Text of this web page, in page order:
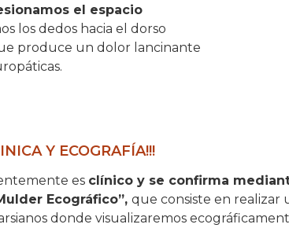
el espacio
los dedos hacia el dorso
produce un dolor lancinante
Y ECOGRAFÍA!!!
es clínico y se confirma
Ecográfico”, que consiste en realizar
donde visualizaremos